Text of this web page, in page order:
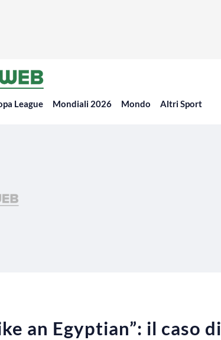
League Mondiali 2026 Mondo Altri Sport
an Egyptian”: il caso di